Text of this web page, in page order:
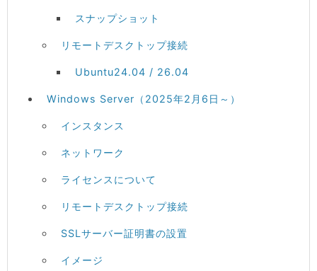
スナップショット
リモートデスクトップ接続
Ubuntu24.04 / 26.04
Windows Server（2025年2月6日～）
インスタンス
ネットワーク
ライセンスについて
リモートデスクトップ接続
SSLサーバー証明書の設置
イメージ